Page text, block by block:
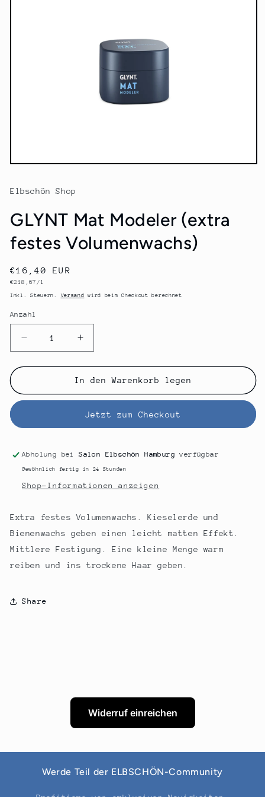
Medien
Modal
Elbschön Shop
GLYNT Mat Modeler (extra
festes Volumenwachs)
Normaler
Preis
€16,40 EUR
Grundpreis
€218,67/l
Inkl. Steuern.Versand wird beim Checkout berechnet
Anzahl
Anzahl
Verringere
die
Menge
GLYNT
(extra
Volumenwachs)
Erhöhe
die
Menge
für
GLYNT
Modeler
(extra
Volumenwachs)
In den Warenkorb legen
Jetzt zum Checkout
Abholung beiSalon Elbschön Hamburg verfügbar
Gewöhnlich fertig in 24 Stunden
Shop-Informationen anzeigen
Extra festes Volumenwachs. Kieselerde und
Bienenwachs geben einen leicht matten Effekt.
Mittlere Festigung. Eine kleine Menge warm
reiben und ins trockene Haar geben.
Share
Widerruf einreichen
Werde Teil der ELBSCHÖN-Community